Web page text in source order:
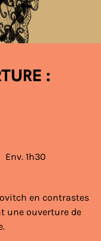
:
Env. 1h30
en contrastes
une ouverture de